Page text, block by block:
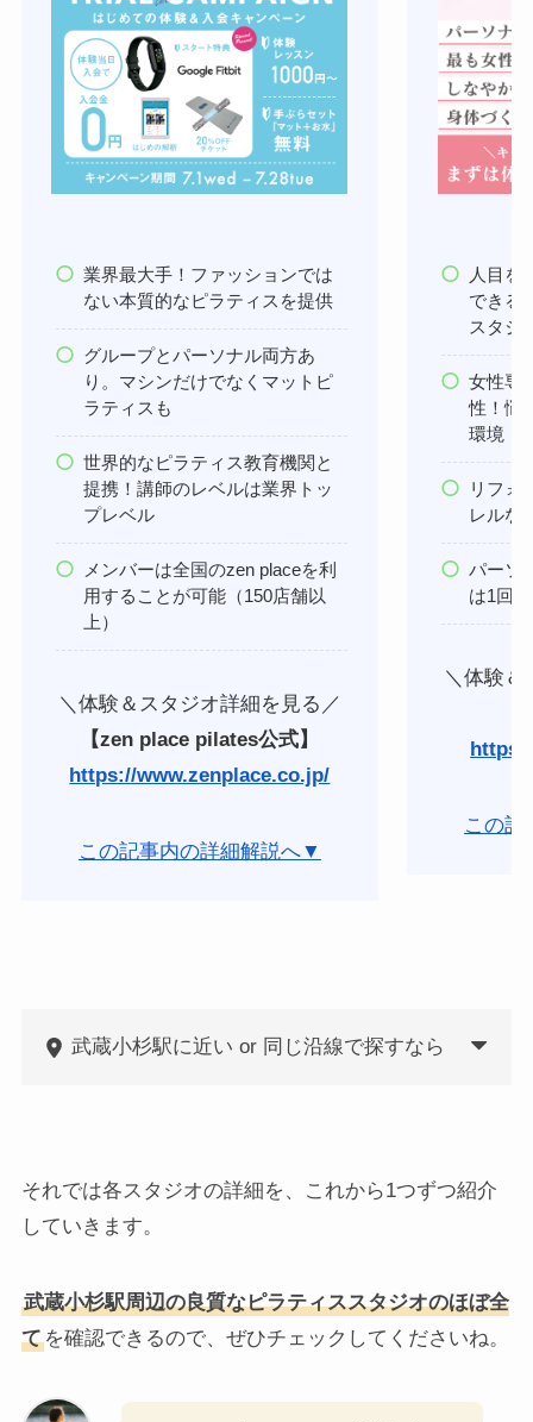
業界最大手！ファッションでは
ない本質的なピラティスを提供
グループとパーソナル両方あ
り。マシンだけでなくマットピ
ラティスも
世界的なピラティス教育機関と
提携！講師のレベルは業界トッ
プレベル
メンバーは全国のzen placeを利
用することが可能（150店舗以
上）
＼体験＆スタジオ詳細を見る／
【zen place pilates公式】
https://www.zenplace.co.jp/
この記事内の詳細解説へ▼
人目を
できる
スタジ
女性専
性！悩
環境
リフォ
レルな
パーソ
は1回
＼体験＆
この
武蔵小杉駅に近い or 同じ沿線で探すなら
それでは各スタジオの詳細を、これから1つずつ紹介
していきます。
武蔵小杉駅周辺の良質なピラティススタジオのほぼ全
てを確認できるので、ぜひチェックしてくださいね。